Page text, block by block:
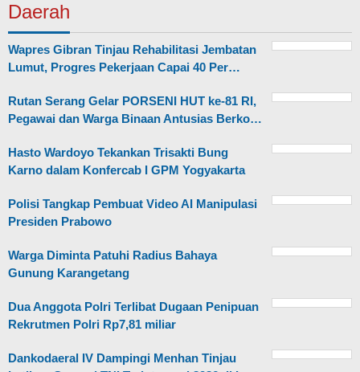
Daerah
Wapres Gibran Tinjau Rehabilitasi Jembatan
Lumut, Progres Pekerjaan Capai 40 Per…
Rutan Serang Gelar PORSENI HUT ke-81 RI,
Pegawai dan Warga Binaan Antusias Berko…
Hasto Wardoyo Tekankan Trisakti Bung
Karno dalam Konfercab I GPM Yogyakarta
Polisi Tangkap Pembuat Video AI Manipulasi
Presiden Prabowo
Warga Diminta Patuhi Radius Bahaya
Gunung Karangetang
Dua Anggota Polri Terlibat Dugaan Penipuan
Rekrutmen Polri Rp7,81 miliar
Dankodaeral IV Dampingi Menhan Tinjau